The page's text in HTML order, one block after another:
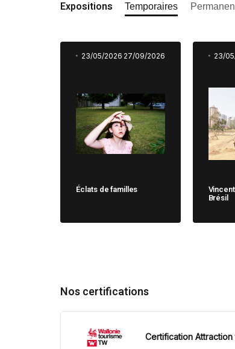
Expositions Temporaires
23/05/2026 27/09/2026
Éclats de familles
23/
Brésil
Nos certifications
Certification